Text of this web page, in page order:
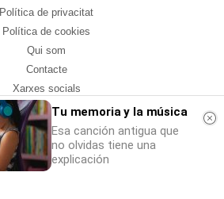
Política de privacitat
Política de cookies
Qui som
Contacte
Xarxes socials
Amb col·laboració de:Tu memoria y la música
Esa canción antigua que
no olvidas tiene una
explicación